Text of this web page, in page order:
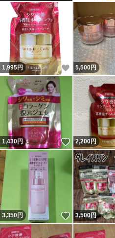
1,995円 いいね！
5,500円
1,430円 いいね！
2,200円
3,350円 いいね！
3,500円